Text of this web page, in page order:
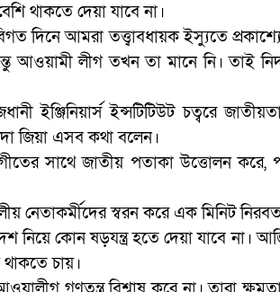
থাকতে দেয়া যাবে না।
দিনে আমরা তত্ত্বাবধায়ক ইস্যুতে
আওয়ামী লীগ তখন তা মানে নি। তাই
ইঞ্জিনিয়ার্স ইন্সটিটিউট চত্বরে
জিয়া এসব কথা বলেন।
সাথে জাতীয় পতাকা উত্তোলন করে,
নেতাকর্মীদের স্বরন করে এক মিনিট
নিয়ে কোন ষড়যন্ত্র হতে দেয়া যাবে
থাকতে চায়।